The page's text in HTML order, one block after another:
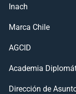
Inach
Marca Chile
AGCID
Academia
Dirección de